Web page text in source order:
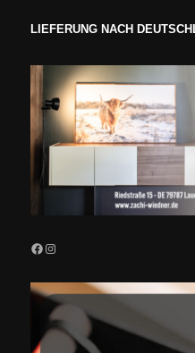
LIEFERUNG NACH
Facebook
Instagram